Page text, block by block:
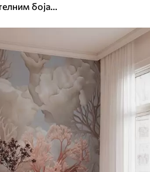
Апстрактни пејзаж у пастелним бојама, плажа, море, аквамарин и беж палета боја, потези четкицом